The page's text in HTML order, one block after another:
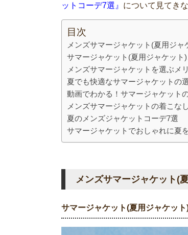
ットコーデ7選』 について見てき
目次
メンズサマージャケット(夏用ジャ
サマージャケット(夏用ジャケット)
メンズサマージャケットを選ぶメ
夏でも快適なサマージャケットの
動画でわかる！サマージャケット
メンズサマージャケットの着こな
夏のメンズジャケットコーデ7選
サマージャケットでおしゃれに夏
メンズサマージャケット(
サマージャケット(夏用ジャケット